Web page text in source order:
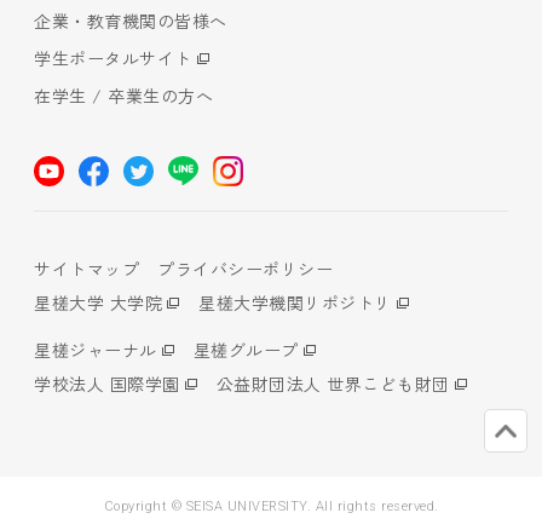
企業・教育機関の皆様へ
学生ポータルサイト
在学生 / 卒業生の方へ
サイトマップ
プライバシーポリシー
星槎大学 大学院
星槎大学機関リポジトリ
星槎ジャーナル
星槎グループ
学校法人 国際学園
公益財団法人 世界こども財団
Copyright © SEISA UNIVERSITY. All rights reserved.